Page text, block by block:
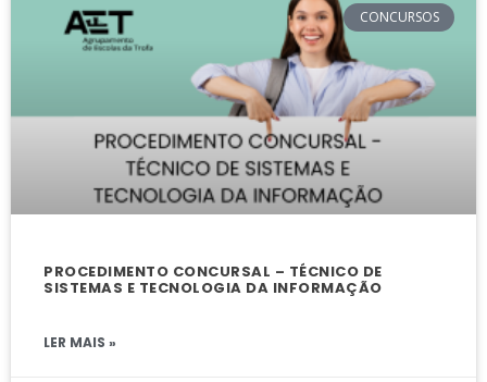
CONCURSOS
PROCEDIMENTO CONCURSAL – TÉCNICO DE
SISTEMAS E TECNOLOGIA DA INFORMAÇÃO
LER MAIS »